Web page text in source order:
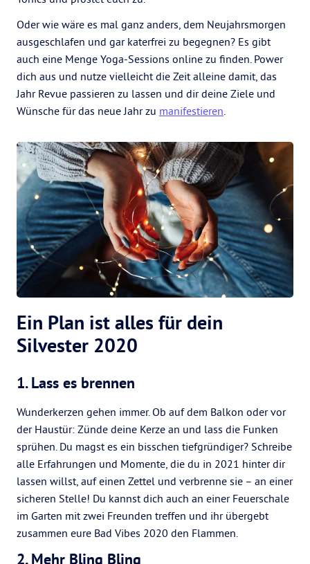
Oder wie wäre es mal ganz anders, dem Neujahrsmorgen
ausgeschlafen und gar katerfrei zu begegnen? Es gibt
auch eine Menge Yoga-Sessions online zu finden. Power
dich aus und nutze vielleicht die Zeit alleine damit, das
Jahr Revue passieren zu lassen und dir deine Ziele und
Wünsche für das neue Jahr zu manifestieren.
Ein Plan ist alles für dein
Silvester 2020
1. Lass es brennen
Wunderkerzen gehen immer. Ob auf dem Balkon oder vor
der Haustür: Zünde deine Kerze an und lass die Funken
sprühen. Du magst es ein bisschen tiefgründiger? Schreibe
alle Erfahrungen und Momente, die du in 2021 hinter dir
lassen willst, auf einen Zettel und verbrenne sie – an einer
sicheren Stelle! Du kannst dich auch an einer Feuerschale
im Garten mit zwei Freunden treffen und ihr übergebt
zusammen eure Bad Vibes 2020 den Flammen.
2. Mehr Bling Bling